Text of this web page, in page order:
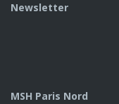
Newsletter
MSH Paris Nord